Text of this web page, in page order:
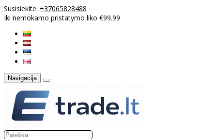
Susisiekite: +37065828488
Iki nemokamo pristatymo liko €99.99
Navigacija